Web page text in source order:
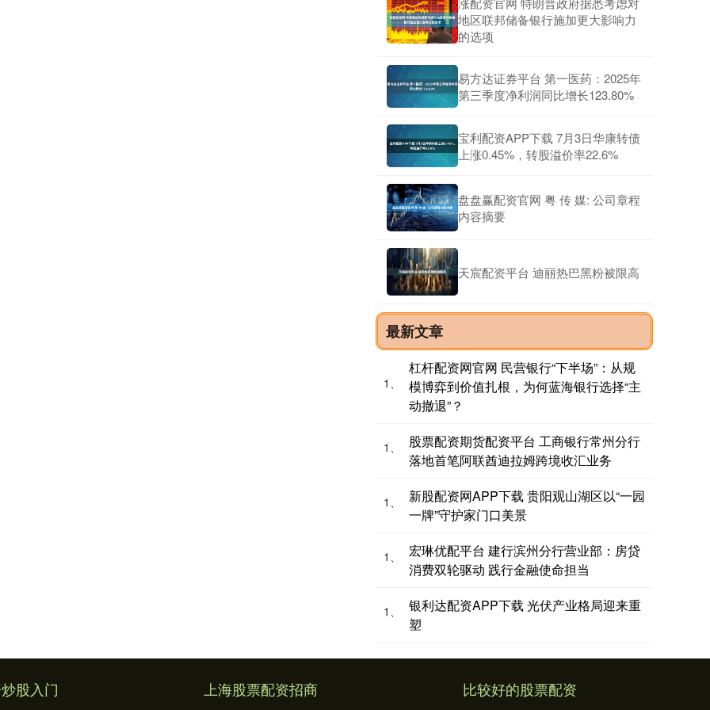
地区联邦储备银行施加更大影响力
的选项
易方达证券平台 第一医药：2025年
第三季度净利润同比增长123.80%
宝利配资APP下载 7月3日华康转债
上涨0.45%，转股溢价率22.6%
盘盘赢配资官网 粤 传 媒: 公司章程
内容摘要
天宸配资平台 迪丽热巴黑粉被限高
最新文章
1、
杠杆配资网官网 民营银行“下半场”：从规
模博弈到价值扎根，为何蓝海银行选择“主
动撤退”？
1、
股票配资期货配资平台 工商银行常州分行
落地首笔阿联酋迪拉姆跨境收汇业务
1、
新股配资网APP下载 贵阳观山湖区以“一园
一牌”守护家门口美景
1、
宏琳优配平台 建行滨州分行营业部：房贷
消费双轮驱动 践行金融使命担当
1、
银利达配资APP下载 光伏产业格局迎来重
塑
股入门 上海股票配资招商 比较好的股票配资